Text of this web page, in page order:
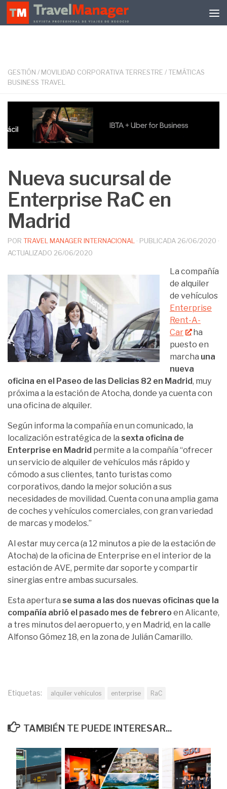
Debajo del contenido
GESTIÓN / MOVILIDAD CORPORATIVA TERRESTRE / TEMÁTICAS
BUSINESS TRAVEL
Nueva sucursal de
Enterprise RaC en
Madrid
POR TRAVEL MANAGER INTERNACIONAL · PUBLICADA 26/06/2020 ·
ACTUALIZADO 26/06/2020
La compañía
de alquiler
de vehículos
Enterprise
Rent-A-
Car
ha
puesto en
marcha una
nueva
oficina en el Paseo de las Delicias 82 en Madrid, muy
próxima a la estación de Atocha, donde ya cuenta con
una oficina de alquiler.
Según informa la compañía en un comunicado, la
localización estratégica de la sexta oficina de
Enterprise en Madrid permite a la compañía “ofrecer
un servicio de alquiler de vehículos más rápido y
cómodo a sus clientes, tanto turistas como
corporativos, dando la mejor solución a sus
necesidades de movilidad. Cuenta con una amplia gama
de coches y vehículos comerciales, con gran variedad
de marcas y modelos.”
Al estar muy cerca (a 12 minutos a pie de la estación de
Atocha) de la oficina de Enterprise en el interior de la
estación de AVE, permite dar soporte y compartir
sinergias entre ambas sucursales.
Esta apertura se suma a las dos nuevas oficinas que la
compañía abrió el pasado mes de febrero en Alicante,
a tres minutos del aeropuerto, y en Madrid, en la calle
Alfonso Gómez 18, en la zona de Julián Camarillo.
Etiquetas: alquiler vehículos enterprise RaC
TAMBIÉN TE PUEDE INTERESAR...